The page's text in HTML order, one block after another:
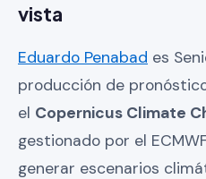
vista
Eduardo Penabad es
producción de
el Copernicus Climate
gestionado por el
generar escenarios